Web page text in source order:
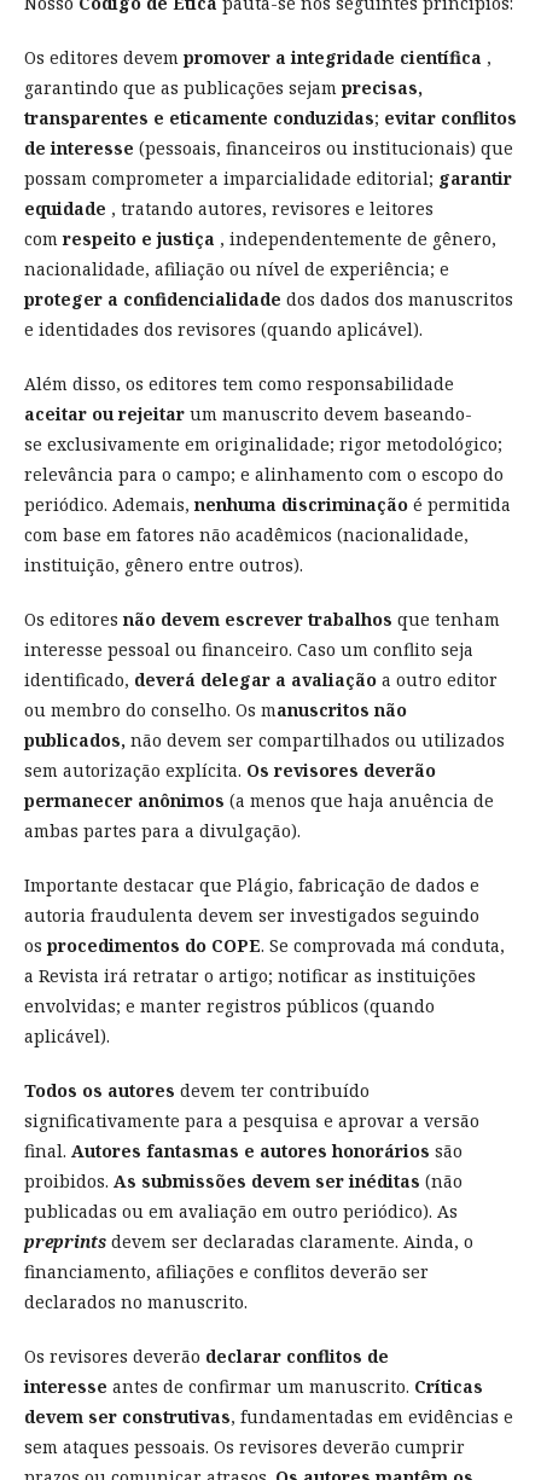
Os editores devem promover a integridade científica ,
garantindo que as publicações sejam precisas,
transparentes e eticamente conduzidas; evitar conflitos
de interesse (pessoais, financeiros ou institucionais) que
possam comprometer a imparcialidade editorial; garantir
equidade , tratando autores, revisores e leitores
com respeito e justiça , independentemente de gênero,
nacionalidade, afiliação ou nível de experiência; e
proteger a confidencialidade dos dados dos manuscritos
e identidades dos revisores (quando aplicável).
Além disso, os editores tem como responsabilidade
aceitar ou rejeitar um manuscrito devem baseando-
se exclusivamente em originalidade; rigor metodológico;
relevância para o campo; e alinhamento com o escopo do
periódico. Ademais,nenhuma discriminação é permitida
com base em fatores não acadêmicos (nacionalidade,
instituição, gênero entre outros).
Os editoresnão devem escrever trabalhos que tenham
interesse pessoal ou financeiro. Caso um conflito seja
identificado, deverá delegar a avaliação a outro editor
ou membro do conselho. Os manuscritos não
publicados, não devem ser compartilhados ou utilizados
sem autorização explícita. Os revisores deverão
permanecer anônimos (a menos que haja anuência de
ambas partes para a divulgação).
Importante destacar que Plágio, fabricação de dados e
autoria fraudulenta devem ser investigados seguindo
os procedimentos do COPE. Se comprovada má conduta,
a Revista irá retratar o artigo; notificar as instituições
envolvidas; e manter registros públicos (quando
aplicável).
Todos os autores devem ter contribuído
significativamente para a pesquisa e aprovar a versão
final. Autores fantasmas e autores honorários são
proibidos. As submissões devem ser inéditas (não
publicadas ou em avaliação em outro periódico). As
preprints devem ser declaradas claramente. Ainda, o
financiamento, afiliações e conflitos deverão ser
declarados no manuscrito.
Os revisores deverão declarar conflitos de
interesse antes de confirmar um manuscrito. Críticas
devem ser construtivas, fundamentadas em evidências e
sem ataques pessoais. Os revisores deverão cumprir